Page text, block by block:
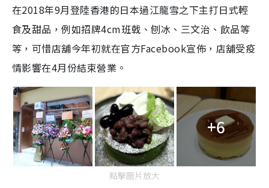
在2018年9月登陸香港的日本過江龍雪之下主打日式輕
食及甜品，例如招牌4cm班戟、刨冰、三文治、飲品等
等，可惜店舖今年初就在官方Facebook宣佈，店舖受疫
情影響在4月份結束營業。
+6
點擊圖片放大